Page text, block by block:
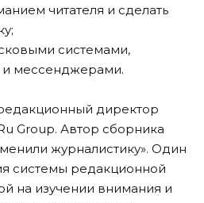
читателя и сделать
системами,
и мессенджерами.
директор
Group. Автор сборника
журналистику». Один
системы редакционной
на изучении внимания и